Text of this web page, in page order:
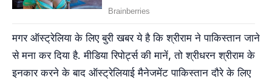
मगर ऑस्ट्रेलिया के लिए बुरी खबर ये है कि श्रीराम ने पाकिस्तान जाने
से मना कर दिया है. मीडिया रिपोर्ट्स की मानें, तो श्रीधरन श्रीराम के
इनकार करने के बाद ऑस्ट्रेलियाई मैनेजमेंट पाकिस्तान दौरे के लिए